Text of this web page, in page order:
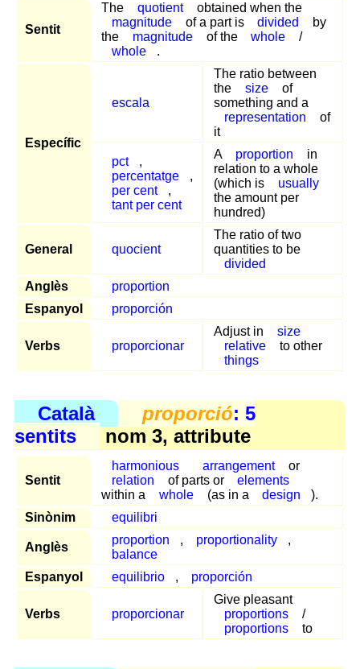
Sentit
The quotient
obtained when the
magnitude
of a part is divided
by
the
magnitude of the whole
/
whole
.
Específic
escala
The ratio between
the
size
of
something and a
representation
of
it
pct
,
percentatge
,
per cent
,
tant per cent
A proportion
in
relation to a whole
(which is
usually
the amount per
hundred)
General quocient
The ratio of two
quantities to be
divided
Anglès
proportion
Espanyol
proporción
Verbs proporcionar
Adjust in
size
relative
to other
things
Català proporció: 5
sentits
nom 3, attribute
Sentit
harmonious arrangement
or
relation
of parts or
elements
within a
whole (as in a design
).
Sinònim
equilibri
Anglès
proportion , proportionality
,
balance
Espanyol
equilibrio , proporción
Verbs proporcionar
Give pleasant
proportions
/
proportions
to